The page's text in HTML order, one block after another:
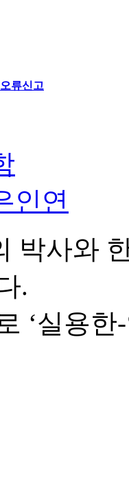
오류신고
인연
박사와
.
‘실용